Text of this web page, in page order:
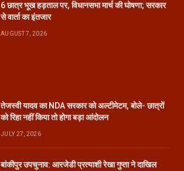
6 छात्र भूख हड़ताल पर, विधानसभा मार्च की घोषणा; सरकार
से वार्ता का इंतजार
AUGUST 7, 2026
तेजस्वी यादव का NDA सरकार को अल्टीमेटम, बोले- छात्रों
को रिहा नहीं किया तो होगा बड़ा आंदोलन
JULY 27, 2026
बांकीपुर उपचुनाव: आरजेडी प्रत्याशी रेखा गुप्ता ने दाखिल